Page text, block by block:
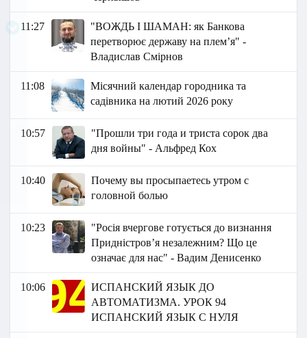
11:27
"ВОЖДЬ І ШАМАН: як Банкова
перетворює державу на плем’я" -
Владислав Смірнов
11:08
Місячний календар городника та
садівника на лютий 2026 року
10:57
"Прошли три года и триста сорок два
дня войны" - Альфред Кох
10:40
Почему вы просыпаетесь утром с
головной болью
10:23
"Росія вчергове готується до визнання
Придністровʼя незалежним? Що це
означає для нас" - Вадим Денисенко
10:06
ИСПАНСКИЙ ЯЗЫК ДО
АВТОМАТИЗМА. УРОК 94
ИСПАНСКИЙ ЯЗЫК С НУЛЯ